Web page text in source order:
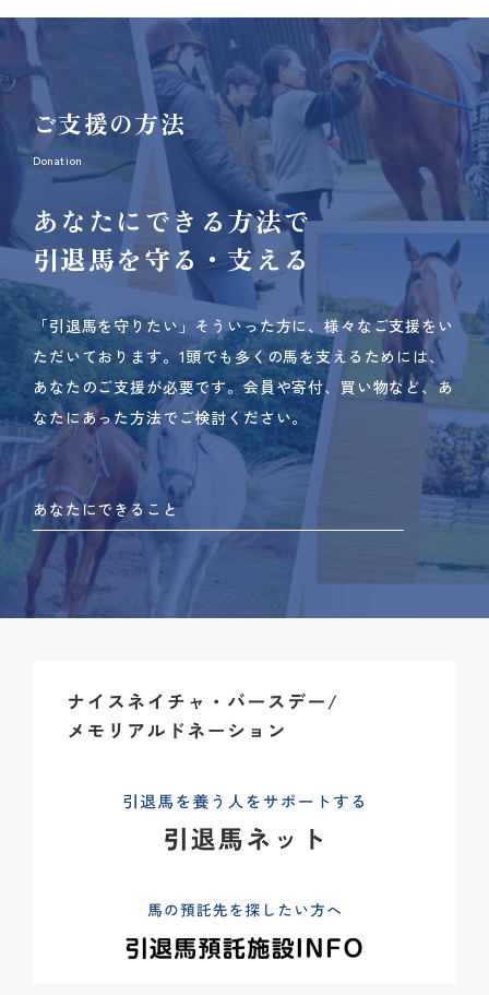
ご支援の方法
Donation
あなたにできる方法で
引退馬を守る・支える
「引退馬を守りたい」そういった方に、様々なご支援をい
ただいております。 1頭でも多くの馬を支えるためには、
あなたのご支援が必要です。 会員や寄付、買い物など、あ
なたにあった方法でご検討ください。
あなたにできること